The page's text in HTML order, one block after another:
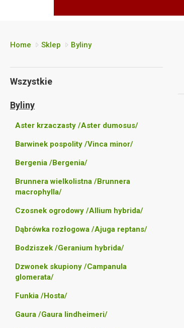
Home Sklep Byliny
Wszystkie
Byliny
Aster krzaczasty /Aster dumosus/
Barwinek pospolity /Vinca minor/
Bergenia /Bergenia/
Brunnera wielkolistna /Brunnera
macrophylla/
Czosnek ogrodowy /Allium hybrida/
Dąbrówka rozłogowa /Ajuga reptans/
Bodziszek /Geranium hybrida/
Dzwonek skupiony /Campanula
glomerata/
Funkia /Hosta/
Gaura /Gaura lindheimeri/